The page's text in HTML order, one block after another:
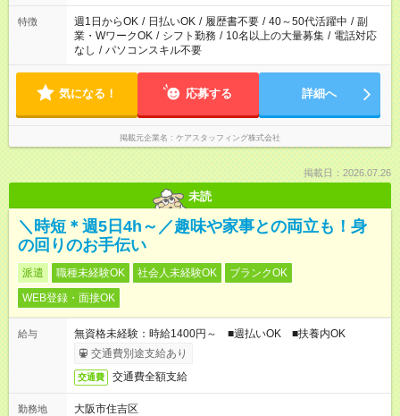
特徴 週1日からOK / 日払いOK / 履歴書不要 / 40～50代活躍中 / 副
業・WワークOK / シフト勤務 / 10名以上の大量募集 / 電話対応
なし / パソコンスキル不要
気になる！ 応募する 詳細へ
掲載元企業名 ケアスタッフィング株式会社
掲載日：2026.07.26
未読
＼時短＊週5日4h～／趣味や家事との両立も！身
の回りのお手伝い
派遣 職種未経験OK 社会人未経験OK
ブランクOK
WEB登録・面接OK
給与
無資格未経験：時給1400円～ ■週払いOK ■扶養内OK
交通費別途支給あり
交通費 交通費全額支給
勤務地
大阪市住吉区